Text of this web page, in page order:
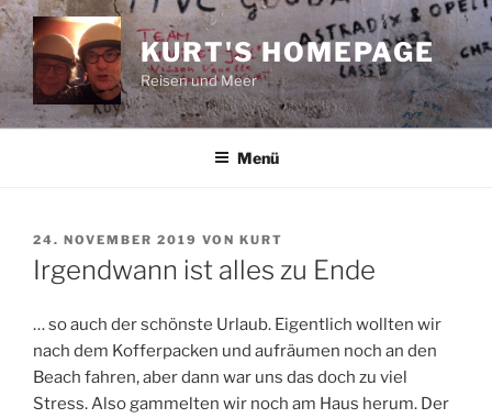
Zum
Inhalt
springen
KURT'S HOMEPAGE
Reisen und Meer
Menü
VERÖFFENTLICHT
AM
24. NOVEMBER 2019 VON KURT
Irgendwann ist alles zu Ende
… so auch der schönste Urlaub. Eigentlich wollten wir
nach dem Kofferpacken und aufräumen noch an den
Beach fahren, aber dann war uns das doch zu viel
Stress. Also gammelten wir noch am Haus herum. Der